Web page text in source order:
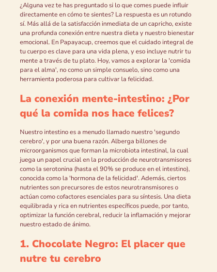
¿Alguna vez te has preguntado si lo que comes puede influir
directamente en cómo te sientes? La respuesta es un rotundo
sí. Más allá de la satisfacción inmediata de un capricho, existe
una profunda conexión entre nuestra dieta y nuestro bienestar
emocional. En Papayacup, creemos que el cuidado integral de
tu cuerpo es clave para una vida plena, y eso incluye nutrir tu
mente a través de tu plato. Hoy, vamos a explorar la 'comida
para el alma', no como un simple consuelo, sino como una
herramienta poderosa para cultivar la felicidad.
La conexión mente-intestino: ¿Por
qué la comida nos hace felices?
Nuestro intestino es a menudo llamado nuestro 'segundo
cerebro', y por una buena razón. Alberga billones de
microorganismos que forman la microbiota intestinal, la cual
juega un papel crucial en la producción de neurotransmisores
como la serotonina (hasta el 90% se produce en el intestino),
conocida como la 'hormona de la felicidad'. Además, ciertos
nutrientes son precursores de estos neurotransmisores o
actúan como cofactores esenciales para su síntesis. Una dieta
equilibrada y rica en nutrientes específicos puede, por tanto,
optimizar la función cerebral, reducir la inflamación y mejorar
nuestro estado de ánimo.
1. Chocolate Negro: El placer que
nutre tu cerebro